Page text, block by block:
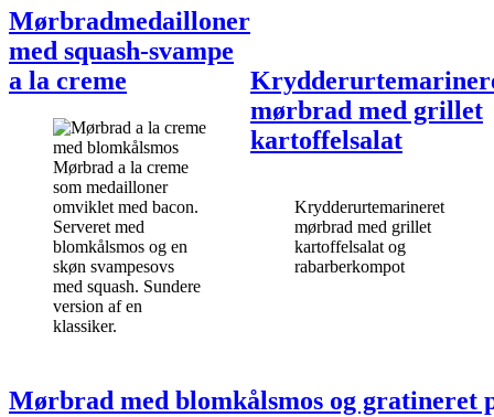
Mørbradmedailloner
med squash-svampe
a la creme
Mørbrad a la creme
som medailloner
omviklet med bacon.
Serveret med
blomkålsmos og en
skøn svampesovs
med squash. Sundere
version af en
klassiker.
mørbrad med grillet
kartoffelsalat
Krydderurtemarineret
mørbrad med grillet
kartoffelsalat og
rabarberkompot
Mørbrad med blomkålsmos og gratineret